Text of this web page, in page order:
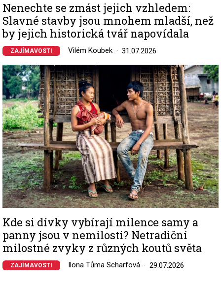
Nenechte se zmást jejich vzhledem:
Slavné stavby jsou mnohem mladší, než
by jejich historická tvář napovídala
ZAJÍMAVOSTI Vilém Koubek 31.07.2026
Image
Kde si dívky vybírají milence samy a
panny jsou v nemilosti? Netradiční
milostné zvyky z různých koutů světa
ZAJÍMAVOSTI Ilona Tůma Scharfová 29.07.2026